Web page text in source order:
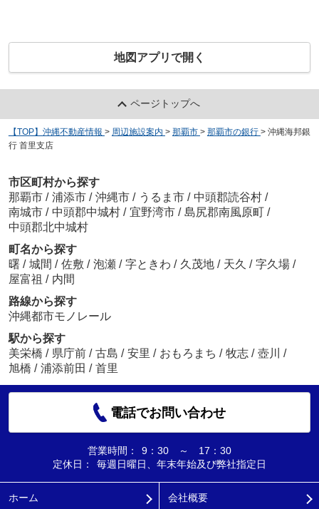
地図アプリで開く
ページトップへ
【TOP】沖縄不動産情報 > 周辺施設案内 > 那覇市 > 那覇市の銀行 > 沖縄海邦銀
行 首里支店
市区町村から探す
那覇市 / 浦添市 / 沖縄市 / うるま市 / 中頭郡読谷村 /
南城市 / 中頭郡中城村 / 宜野湾市 / 島尻郡南風原町 /
中頭郡北中城村
町名から探す
曙 / 城間 / 佐敷 / 泡瀬 / 字ときわ / 久茂地 / 天久 / 字久場 /
屋富祖 / 内間
路線から探す
沖縄都市モノレール
駅から探す
美栄橋 / 県庁前 / 古島 / 安里 / おもろまち / 牧志 / 壺川
/
旭橋 / 浦添前田 / 首里
電話でお問い合わせ
営業時間：
9：30 ～ 17：30
定休日：
毎週日曜日、年末年始及び弊社指定日
ホーム 会社概要